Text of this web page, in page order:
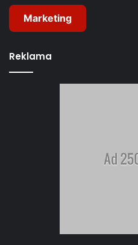
Marketing
Reklama